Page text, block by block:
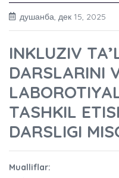
душанба, дек 15,
INKLUZIV
DARSLARINI
TASHKIL
DARSLIGI
Mualliflar: